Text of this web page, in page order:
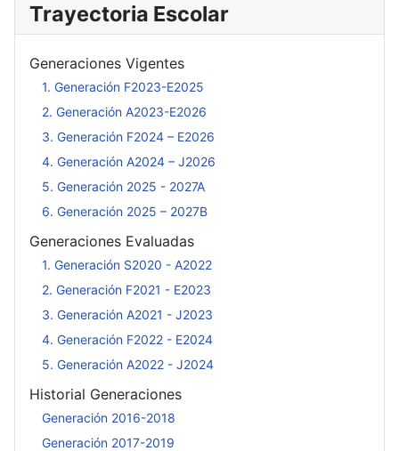
Trayectoria Escolar
Generaciones Vigentes
1. Generación F2023-E2025
2. Generación A2023-E2026
3. Generación F2024 – E2026
4. Generación A2024 – J2026
5. Generación 2025 - 2027A
6. Generación 2025 – 2027B
Generaciones Evaluadas
1. Generación S2020 - A2022
2. Generación F2021 - E2023
3. Generación A2021 - J2023
4. Generación F2022 - E2024
5. Generación A2022 - J2024
Historial Generaciones
Generación 2016-2018
Generación 2017-2019